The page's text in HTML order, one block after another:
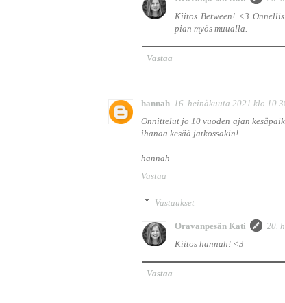
Kiitos Between! <3
pian myös muualla.
Vastaa
hannah 16. heinäkuuta 2021 klo
Onnittelut jo 10 vuoden ajan
ihanaa kesää jatkossakin!
hannah
Vastaa
Vastaukset
Oravanpesän Kati
20.
Kiitos hannah! <3
Vastaa